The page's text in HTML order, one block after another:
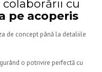
cu
pe acoperis
de concept până la detaliile
o potrivire perfectă cu